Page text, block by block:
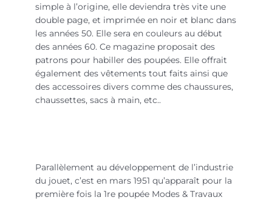
simple à l’origine, elle deviendra très vite une
double page, et imprimée en noir et blanc dans
les années 50. Elle sera en couleurs au début
des années 60. Ce magazine proposait des
patrons pour habiller des poupées. Elle offrait
également des vêtements tout faits ainsi que
des accessoires divers comme des chaussures,
chaussettes, sacs à main, etc..
Parallèlement au développement de l’industrie
du jouet, c’est en mars 1951 qu’apparaît pour la
première fois la 1re poupée Modes & Travaux